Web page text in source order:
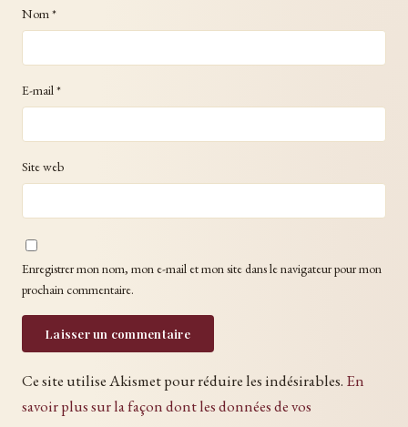
Nom*
E-mail*
Site web
Enregistrer mon nom, mon e-mail et mon site dans le navigateur pour mon
prochain commentaire.
Ce site utilise Akismet pour réduire les indésirables. En
savoir plus sur la façon dont les données de vos